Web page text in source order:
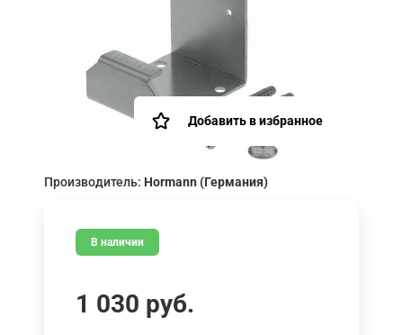
Добавить в избранное
Производитель: Hormann (Германия)
В наличии
1 030 руб.